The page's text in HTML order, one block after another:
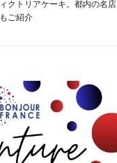
ィクトリアケーキ。都内の名店
もご紹介